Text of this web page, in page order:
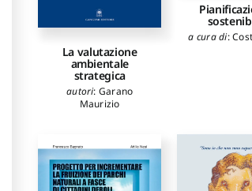
La valutazione
ambientale
strategica
autori: Garano
Maurizio
a cura di: